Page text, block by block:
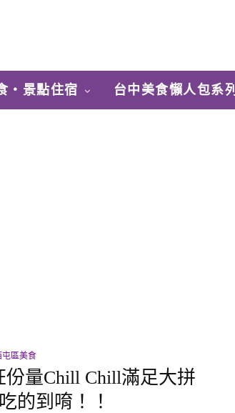
‧景點住宿 台中美食懶人包系列
屯區美食
量Chill Chill滿足大拼
的到唷！！